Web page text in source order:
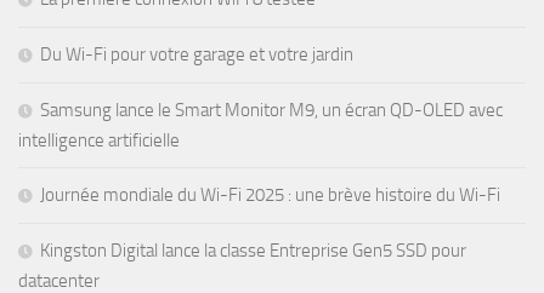
Du Wi-Fi pour votre garage et votre jardin
Samsung lance le Smart Monitor M9, un écran QD-OLED avec
intelligence artificielle
Journée mondiale du Wi-Fi 2025 : une brève histoire du Wi-Fi
Kingston Digital lance la classe Entreprise Gen5 SSD pour
datacenter